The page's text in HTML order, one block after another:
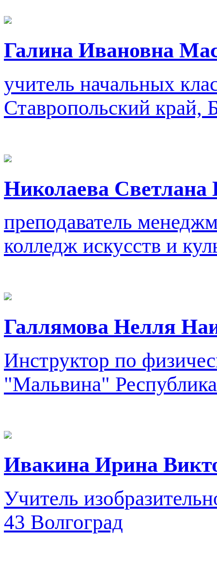
Галина Ивановна
учитель начальных
Ставропольский край,
Николаева Светлана
преподаватель
колледж искусств и
Галлямова Нелля
Инструктор по
"Мальвина"
Ивакина Ирина
Учитель
43 Волгоград